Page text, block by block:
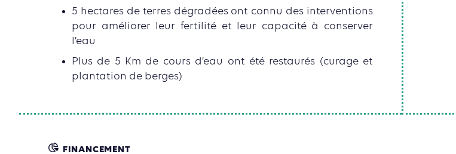
5 hectares de terres dégradées ont connu des interventions
pour améliorer leur fertilité et leur capacité à conserver
l’eau
Plus de 5 Km de cours d’eau ont été restaurés (curage et
plantation de berges)
FINANCEMENT